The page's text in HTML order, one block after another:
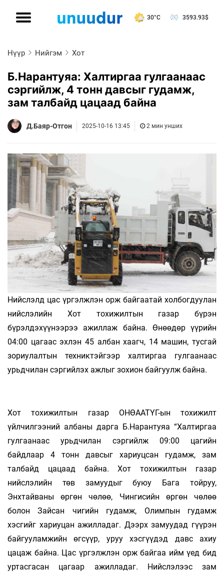
30°C 3593.93$
Нүүр Нийгэм Хот
Б.Нарантуяа: Халтиргаа гулгаанаас
сэргийлж, 4 тонн давсыг гудамж,
зам талбайд цацаад байна
Д.Баяр-Отгон 2025-10-16 13:45 2 мин унших
Нийслэлд цас үргэлжлэн орж байгаатай холбогдуулан
нийслэлийн Хот тохижилтын газар бүрэн
бүрэлдэхүүнээрээ ажиллаж байна. Өнөөдөр үүрийн
04:00 цагаас эхлэн 45 албан хаагч, 14 машин, тусгай
зориулалтын техниктэйгээр халтиргаа гулгаанаас
урьдчилан сэргийлэх ажлыг зохион байгуулж байна.
Хот тохижилтын газар ОНӨААТҮГ-ын тохижилт
үйлчилгээний албаны дарга Б.Нарантуяа “Халтиргаа
гулгаанаас урьдчилан сэргийлж 09:00 цагийн
байдлаар 4 тонн давсыг хариуцсан гудамж, зам
талбайд цацаад байна. Хот тохижилтын газар
нийслэлийн төв замуудыг буюу Бага тойруу,
Энхтайваны өргөн чөлөө, Чингисийн өргөн чөлөө
болон Зайсан чигийн гудамж, Олимпын гудамж
хэсгийг хариуцан ажилладаг. Дээрх замуудад гүүрэн
байгууламжийн өгсүүр, уруу хэсгүүдэд давс ахиу
цацаж байна. Цас үргэлжлэн орж байгаа ийм үед бид
уртасгасан цагаар ажилладаг. Нийслэлээс зам